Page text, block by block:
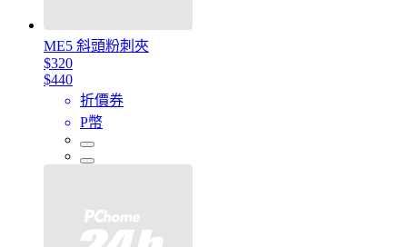
ME5 斜頭粉刺夾
$320
$440
折價券
P幣